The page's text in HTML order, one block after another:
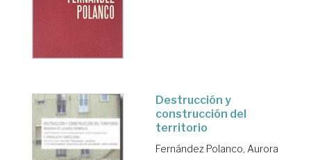
Destrucción y
construcción del
territorio
Fernández Polanco, Aurora